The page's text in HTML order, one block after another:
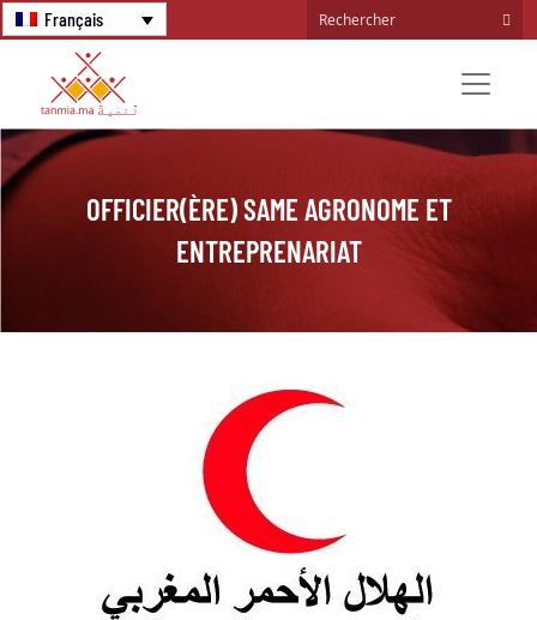
Français
OFFICIER(ÈRE) SAME AGRONOME ET
ENTREPRENARIAT